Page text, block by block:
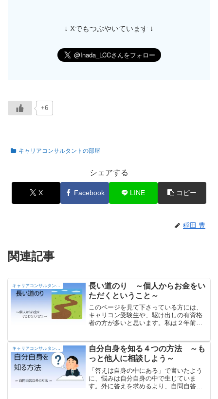
↓ Xでもつぶやいています ↓
+6
キャリアコンサルタントの部屋
シェアする
X Facebook LINE コピー
稲田 豊
関連記事
長い道のり ～個人からお金をい
ただくということ～
このページを見て下さっている方には、
キャリコン受験生や、駆け出しの有資格
者の方が多いと思います。私は２年前に
ただきました。その中で感じるのは、
「キャリコンのキャリアデザインは本当
に難しい」ということ。今回はこの問題
について考えてみたいと思います。
キャリアコンサルタントの部屋
自分自身を知る４つの方法 ～も
っと他人に相談しよう～
「答えは自身の中にある」で書いたよう
に、悩みは自分自身の中で生じていま
す。外に答えを求めるより、自問自答を